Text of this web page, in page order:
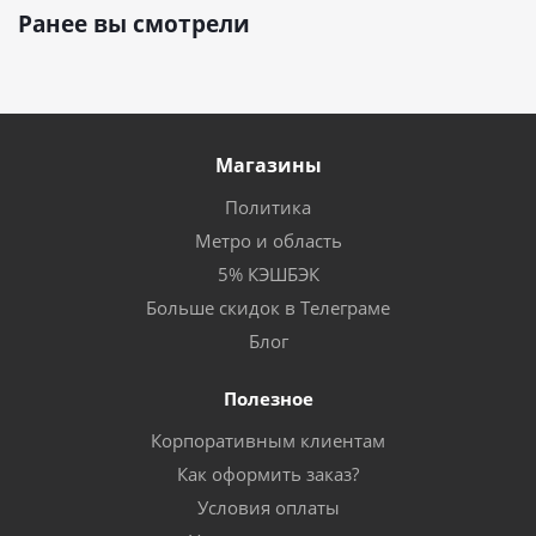
Ранее вы смотрели
Магазины
Политика
Метро и область
5% КЭШБЭК
Больше скидок в Телеграме
Блог
Полезное
Корпоративным клиентам
Как оформить заказ?
Условия оплаты